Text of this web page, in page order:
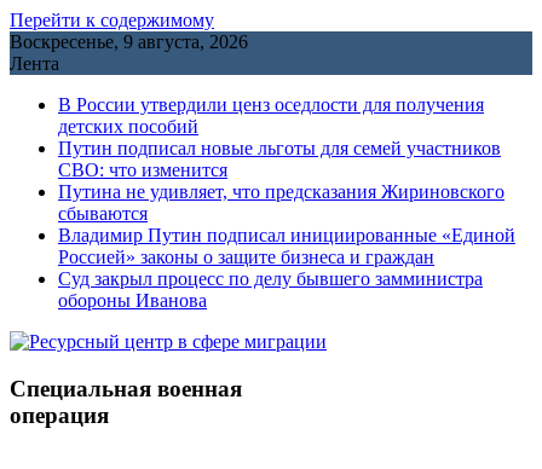
Перейти к содержимому
Воскресенье, 9 августа, 2026
Лента
В России утвердили ценз оседлости для получения
детских пособий
Путин подписал новые льготы для семей участников
СВО: что изменится
Путина не удивляет, что предсказания Жириновского
сбываются
Владимир Путин подписал инициированные «Единой
Россией» законы о защите бизнеса и граждан
Cуд закрыл процесс по делу бывшего замминистра
обороны Иванова
Специальная военная
операция